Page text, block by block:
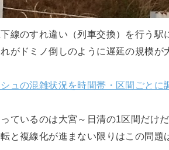
線のすれ違い（列車交換）を行う
がドミノ倒しのように遅延の規模が
ュの混雑状況を時間帯・区間ごとに
ているのは大宮～日清の1区間だけ
と複線化が進まない限りはこの問題